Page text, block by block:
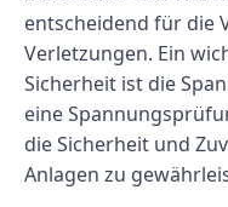
entscheidend für die
Verletzungen. Ein
Sicherheit ist die
eine
die Sicherheit und
Anlagen zu